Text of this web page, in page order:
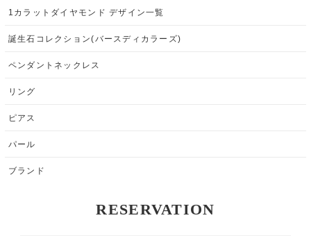
1カラットダイヤモンド デザイン一覧
誕生石コレクション(バースディカラーズ)
ペンダントネックレス
リング
ピアス
パール
ブランド
RESERVATION